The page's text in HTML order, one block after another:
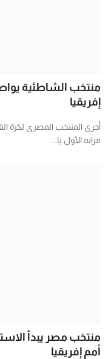
منتخب الشاطئية
إفريقيا
أجرى المنتخب المصري لكرة
مرانه الأول با...
منتخب مصر يبدأ
أمم إفريقيا